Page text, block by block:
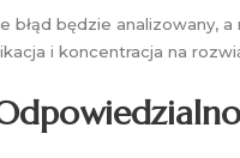
błąd będzie analizowany,
i koncentracja na